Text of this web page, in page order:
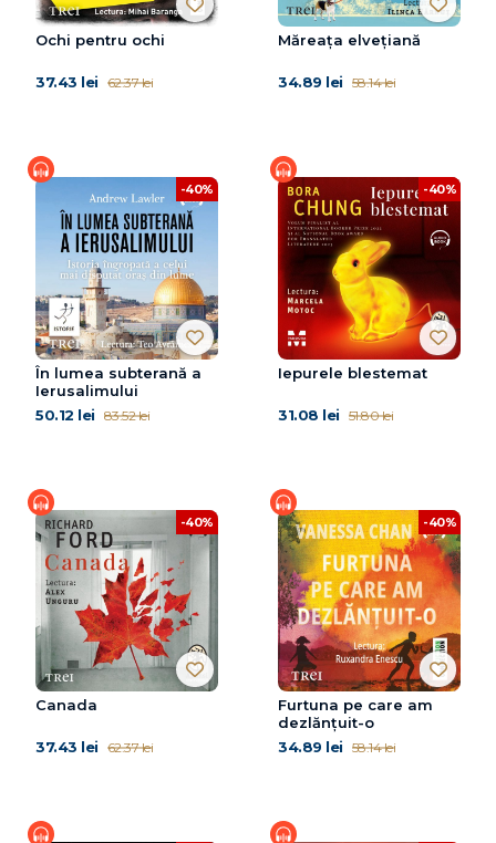
Ochi pentru ochi
37.43 lei 62.37 lei
Măreața elvețiană
34.89 lei 58.14 lei
-40%
În lumea subterană a
Ierusalimului
50.12 lei 83.52 lei
-40%
Iepurele blestemat
31.08 lei 51.80 lei
-40%
Canada
37.43 lei 62.37 lei
-40%
Furtuna pe care am
dezlănțuit-o
34.89 lei 58.14 lei